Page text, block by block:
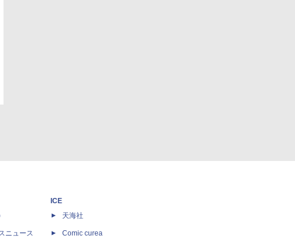
ニュース
ICE
天海社
Comic curea